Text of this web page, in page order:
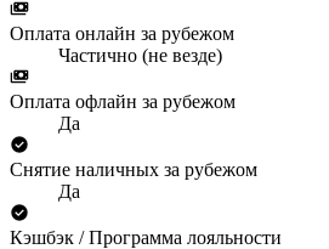
Оплата онлайн за рубежом
Частично (не везде)
Оплата офлайн за рубежом
Да
Снятие наличных за рубежом
Да
Кэшбэк / Программа лояльности